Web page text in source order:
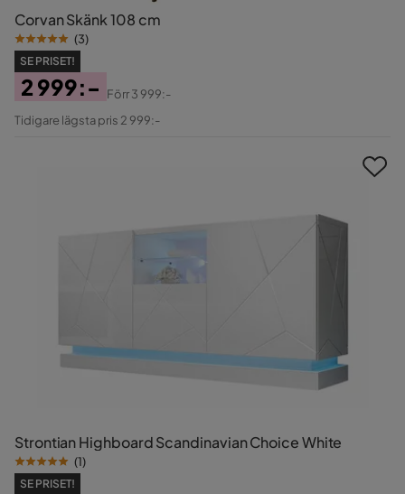
Corvan Skänk 108 cm
(3)
SE PRISET!
Pris
2 999:-
Original
Förr3 999:-
Tidigare lägsta pris 2 999:-
Strontian Highboard Scandinavian Choice White
(1)
SE PRISET!